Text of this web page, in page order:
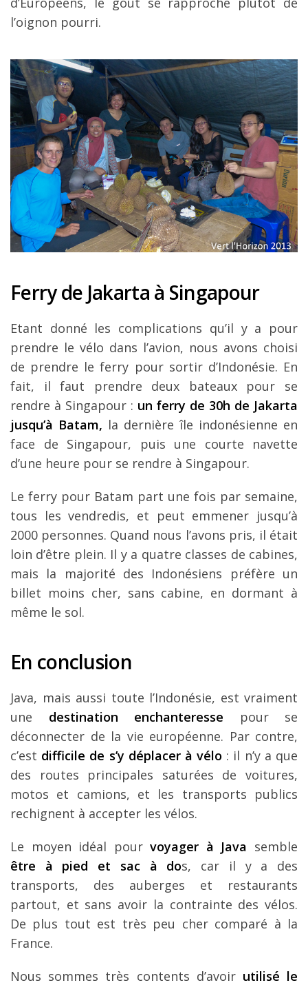
l’oignon pourri.
Ferry de Jakarta à Singapour
Etant donné les complications qu’il y a pour
prendre le vélo dans l’avion, nous avons choisi
de prendre le ferry pour sortir d’Indonésie. En
fait, il faut prendre deux bateaux pour se
rendre à Singapour : un ferry de 30h de Jakarta
jusqu’à Batam, la dernière île indonésienne en
face de Singapour, puis une courte navette
d’une heure pour se rendre à Singapour.
Le ferry pour Batam part une fois par semaine,
tous les vendredis, et peut emmener jusqu’à
2000 personnes. Quand nous l’avons pris, il était
loin d’être plein. Il y a quatre classes de cabines,
mais la majorité des Indonésiens préfère un
billet moins cher, sans cabine, en dormant à
même le sol.
En conclusion
Java, mais aussi toute l’Indonésie, est vraiment
une destination enchanteresse pour se
déconnecter de la vie européenne. Par contre,
c’est difficile de s’y déplacer à vélo : il n’y a que
des routes principales saturées de voitures,
motos et camions, et les transports publics
rechignent à accepter les vélos.
Le moyen idéal pourvoyager à Java semble
être à pied et sac à dos, car il y a des
transports, des auberges et restaurants
partout, et sans avoir la contrainte des vélos.
De plus tout est très peu cher comparé à la
France.
Nous sommes très contents d’avoir utilisé le